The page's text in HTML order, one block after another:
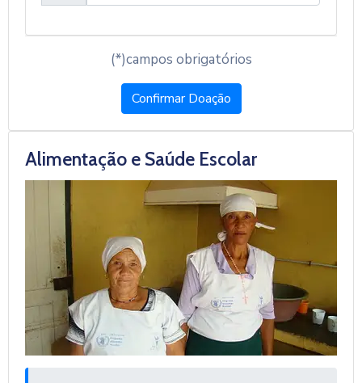
(*)campos obrigatórios
Confirmar Doação
Alimentação e Saúde Escolar